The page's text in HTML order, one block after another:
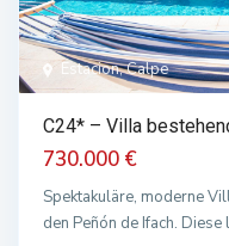
Estacion, Calpe
C24* – Villa
730.000 €
Spektakuläre, moderne
den Peñón de Ifach.